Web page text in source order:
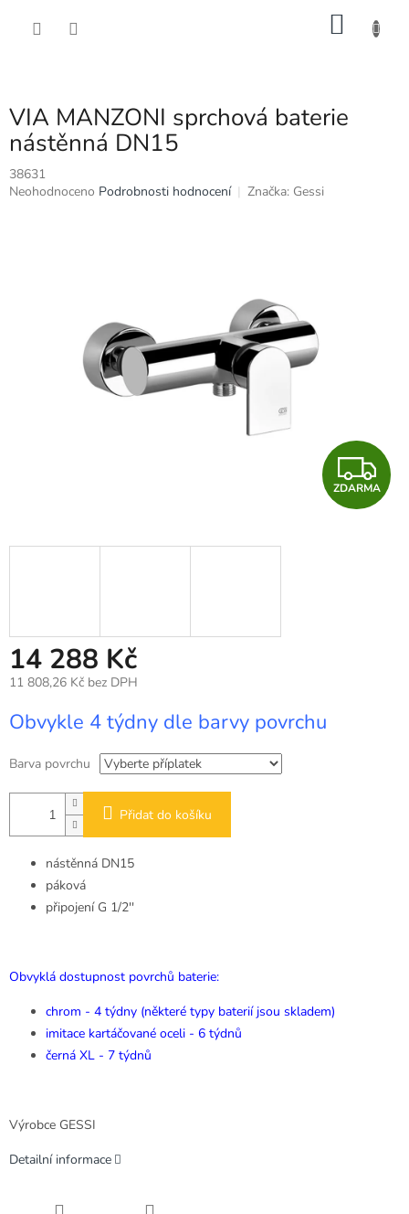
VIA MANZONI sprchová baterie
nástěnná DN15
38631
Průměrné
Neohodnoceno Podrobnosti hodnocení Značka: Gessi
Z
D
ZDARMA
14 288 Kč
11 808,26 Kč bez DPH
cena:
Obvykle 4 týdny dle barvy povrchu
Barva povrchu
Přidat do košíku
nástěnná DN15
páková
připojení G 1/2''
Obvyklá dostupnost povrchů baterie:
chrom - 4 týdny (některé typy baterií jsou skladem)
imitace kartáčované oceli - 6 týdnů
černá XL - 7 týdnů
Výrobce GESSI
Detailní informace